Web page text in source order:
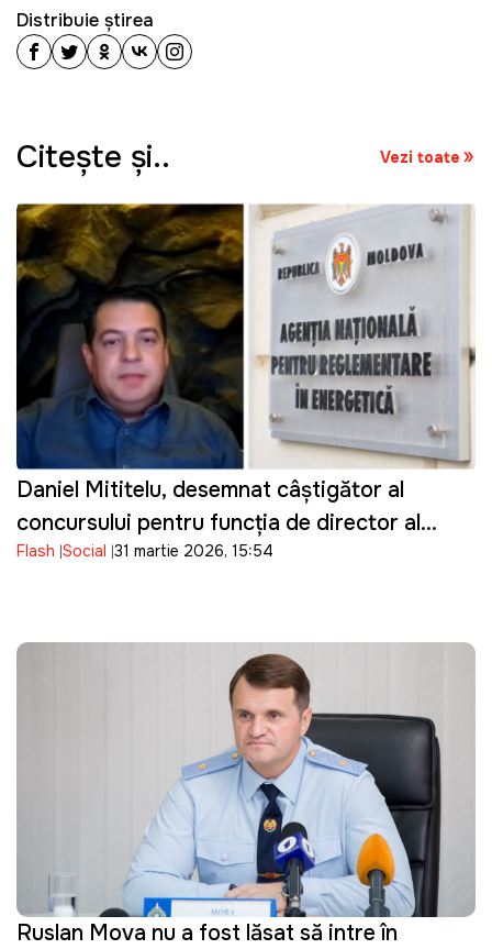
Distribuie știrea
Citeşte şi.. Vezi toate
Daniel Mititelu, desemnat câștigător al
concursului pentru funcția de director al
ANRE
Flash Social 31 martie 2026, 15:54
Ruslan Mova nu a fost lăsat să intre în